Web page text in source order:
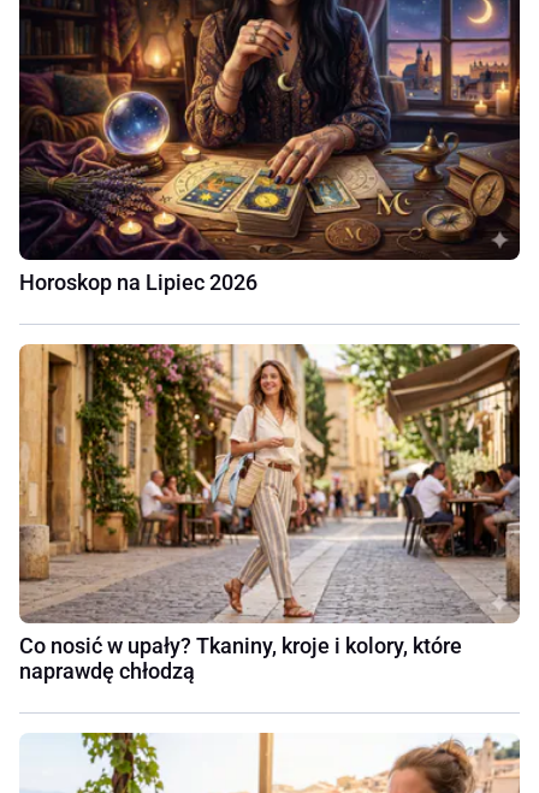
Horoskop na Lipiec 2026
Co nosić w upały? Tkaniny, kroje i kolory, które
naprawdę chłodzą